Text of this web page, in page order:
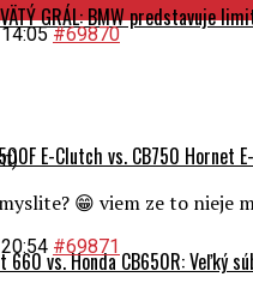
GRÁL: BMW predstavuje
E-Clutch vs. CB750
vs. Honda CB650R: Veľký
#69870
😁 viem ze to nieje
#69871